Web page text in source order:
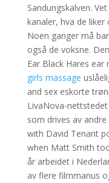
Sandungskalven.
kanaler, hva de liker
Noen ganger må
også de voksne.
Ear Black Hares ear
girls massage
and sex eskorte
LivaNova-
som drives av
with David Tenant
when Matt Smith
år arbeidet i
av flere filmmanus